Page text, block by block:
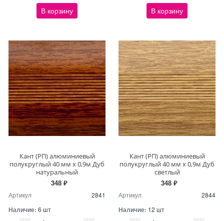
В корзину В корзину
Кант (РП) алюминиевый
полукруглый 40 мм х 0,9м Дуб
натуральный
348 ₽
Артикул 2841
Наличие: 6 шт
Кант (РП) алюминиевый
полукруглый 40 мм х 0,9м Дуб
светлый
348 ₽
Артикул 2844
Наличие: 12 шт